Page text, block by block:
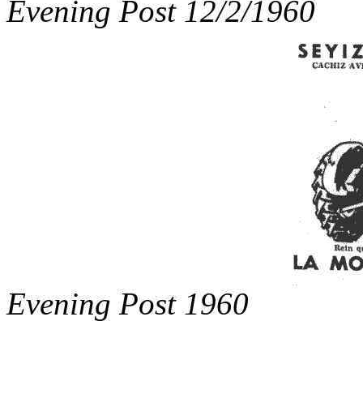
Evening Post 12/2/1960
Evening Post 1960